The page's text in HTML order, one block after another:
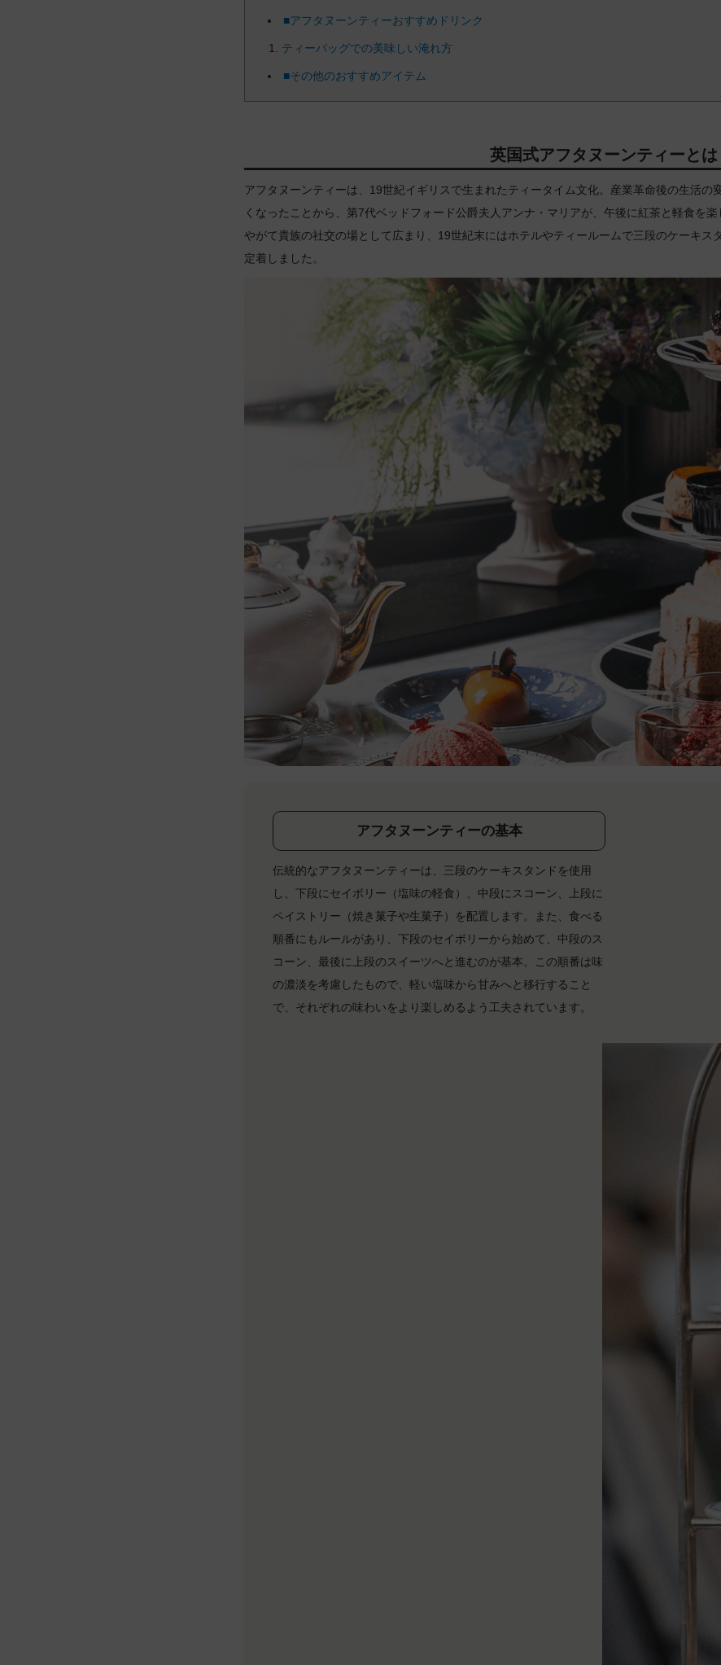
■アフタヌーンティーおすすめドリンク
ティーバッグでの美味しい淹れ方
■その他のおすすめアイテム
英国式アフタヌーンティーとは
アフタヌーンティーは、19世紀イギリスで生まれたティータイム文化。産業革命後の生活の
くなったことから、第7代ベッドフォード公爵夫人アンナ・マリアが、午後に紅茶と軽食を
やがて貴族の社交の場として広まり、19世紀末にはホテルやティールームで三段のケーキス
定着しました。
アフタヌーンティーの基本
伝統的なアフタヌーンティーは、三段のケーキスタンドを使用
し、下段にセイボリー（塩味の軽食）、中段にスコーン、上段に
ペイストリー（焼き菓子や生菓子）を配置します。また、食べる
順番にもルールがあり、下段のセイボリーから始めて、中段のス
コーン、最後に上段のスイーツへと進むのが基本。この順番は味
の濃淡を考慮したもので、軽い塩味から甘みへと移行すること
で、それぞれの味わいをより楽しめるよう工夫されています。